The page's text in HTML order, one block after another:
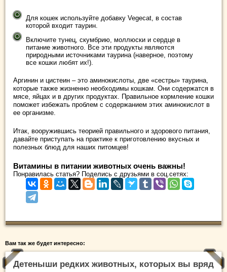
Для кошек используйте добавку Vegecat, в состав
которой входит таурин.
Включите тунец, скумбрию, моллюски и сердце в
питание животного. Все эти продукты являются
природными источниками таурина (наверное, поэтому
все кошки любят их!).
Аргинин и цистеин – это аминокислоты, две «сестры» таурина,
которые также жизненно необходимы кошкам. Они содержатся в
мясе, яйцах и в других продуктах. Правильное кормление кошки
поможет избежать проблем с содержанием этих аминокислот в
ее организме.
Итак, вооружившись теорией правильного и здорового питания,
давайте приступать на практике к приготовлению вкусных и
полезных блюд для наших питомцев!
Витамины в питании животных очень важны!
Понравилась статья? Поделись с друзьями в соц.сетях:
Вам так же будет интересно:
Детеныши редких животных, которых вы вряд